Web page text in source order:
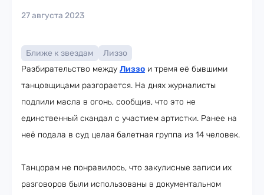
27 августа 2023
Ближе к звездам
Лиззо
Разбирательство между Лиззо и тремя её бывшими
танцовщицами разгорается. На днях журналисты
подлили масла в огонь, сообщив, что это не
единственный скандал с участием артистки. Ранее на
неё подала в суд целая балетная группа из 14 человек.
Танцорам не понравилось, что закулисные записи их
разговоров были использованы в документальном